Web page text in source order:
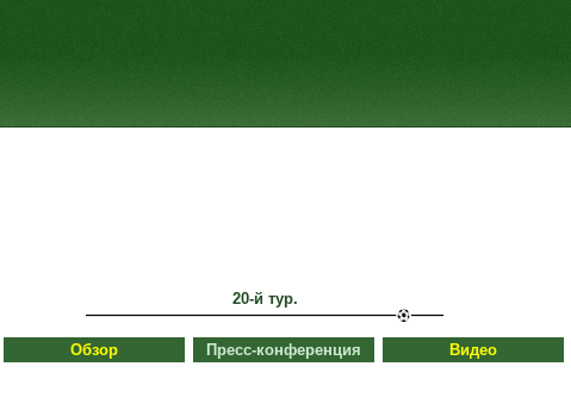
20-й тур.
Обзор Пресс-конференция Видео